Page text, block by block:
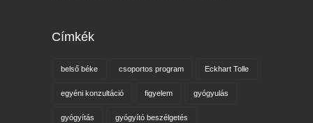
Címkék
belső béke csoportos program Eckhart Tolle
egyéni konzultáció figyelem gyógyulás
gyógyítás gyógyító beszélgetés